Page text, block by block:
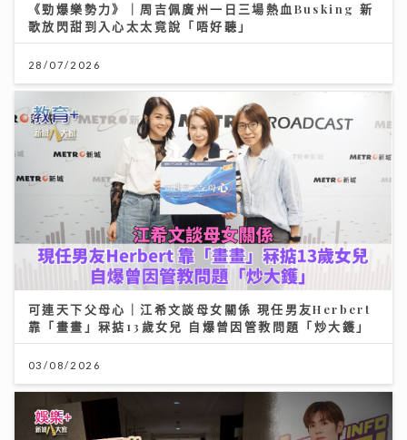
《勁爆樂勢力》｜周吉佩廣州一日三場熱血Busking 新
歌放閃甜到入心太太竟說「唔好聽」
28/07/2026
可連天下父母心｜江希文談母女關係 現任男友Herbert
靠「畫畫」冧掂13歲女兒 自爆曾因管教問題「炒大鑊」
03/08/2026